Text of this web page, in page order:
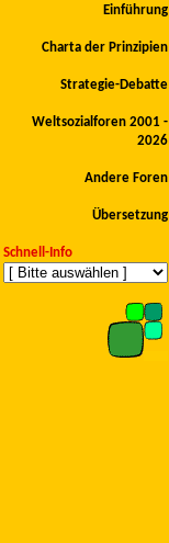
Einführung
Charta der Prinzipien
Strategie-Debatte
Weltsozialforen 2001 -
2026
Andere Foren
Übersetzung
Schnell-Info